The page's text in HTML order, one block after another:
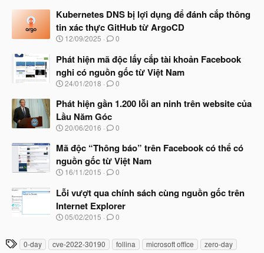
à
b
ắ
đ
ầ
u
Kubernetes DNS bị lợi dụng để đánh cắp thông
tin xác thực GitHub từ ArgoCD
N
à
y
b
ắ
đ
ầ
u
12/09/2025 0
Phát hiện mã độc lấy cắp tài khoản Facebook
nghi có nguồn gốc từ Việt Nam
N
à
b
ắ
đ
ầ
u
24/01/2018 0
Phát hiện gần 1.200 lỗi an ninh trên website của
Lầu Năm Góc
N
à
b
ắ
đ
ầ
u
20/06/2016 0
Mã độc “Thông báo” trên Facebook có thể có
nguồn gốc từ Việt Nam
N
à
y
b
ắ
đ
ầ
16/11/2015 0
Lỗi vượt qua chính sách cùng nguồn gốc trên
Internet Explorer
N
y
05/02/2015 0
T0-day cve-2022-30190 follina microsoft office zero-day